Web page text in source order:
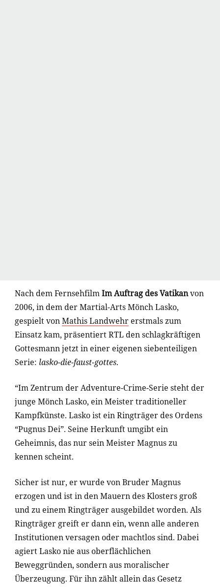
Nach dem FernsehfilmIm Auftrag des Vatikanvon
2006, in dem der Martial-Arts Mönch Lasko,
gespielt vonMathis Landwehr erstmals zum
Einsatz kam, präsentiert RTL den schlagkräftigen
Gottesmann jetzt in einer eigenen siebenteiligen
Serie: lasko-die-faust-gottes.
“Im Zentrum der Adventure-Crime-Serie steht der
junge Mönch Lasko, ein Meister traditioneller
Kampfkünste. Lasko ist ein Ringträger des Ordens
“Pugnus Dei”. Seine Herkunft umgibt ein
Geheimnis, das nur sein Meister Magnus zu
kennen scheint.
Sicher ist nur, er wurde von Bruder Magnus
erzogen und ist in den Mauern des Klosters groß
und zu einem Ringträger ausgebildet worden. Als
Ringträger greift er dann ein, wenn alle anderen
Institutionen versagen oder machtlos sind. Dabei
agiert Lasko nie aus oberflächlichen
Beweggründen, sondern aus moralischer
Überzeugung. Für ihn zählt allein das Gesetz